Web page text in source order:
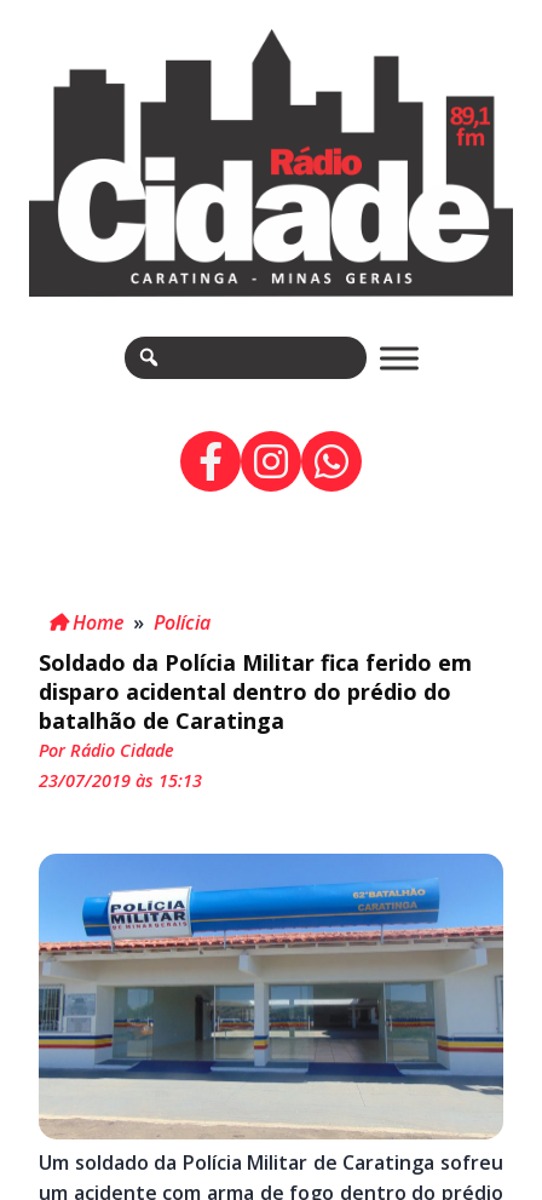
Home » Polícia
Soldado da Polícia Militar fica ferido em
disparo acidental dentro do prédio do
batalhão de Caratinga
Por Rádio Cidade
23/07/2019 às 15:13
Um soldado da Polícia Militar de Caratinga sofreu
um acidente com arma de fogo dentro do prédio